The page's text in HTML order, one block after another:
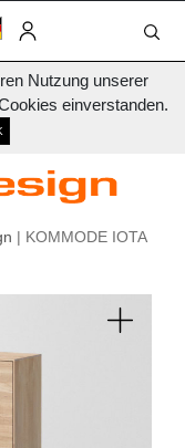
Nutzung unserer
einverstanden.
| KOMMODE IOTA